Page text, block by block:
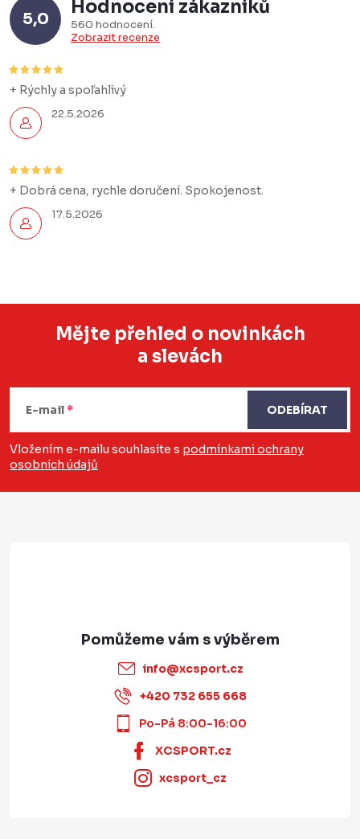
5,0
Hodnocení zákazníků
560 hodnocení
Zobrazit recenze
22.5.2026
+ Rýchly a spoľahlivý
17.5.2026
+ Dobrá cena, rychle doručení. Spokojenost.
á
a
Mějte přehled o novinkách
a slevách
E-mail
Vložením e-mailu souhlasíte s podmínkami ochrany
osobních údajů
ODEBÍRAT
info@xcsport.cz
+420 732 655 668
Po-Pá 8:00-16:00
XCSPORT.cz
xcsport_cz